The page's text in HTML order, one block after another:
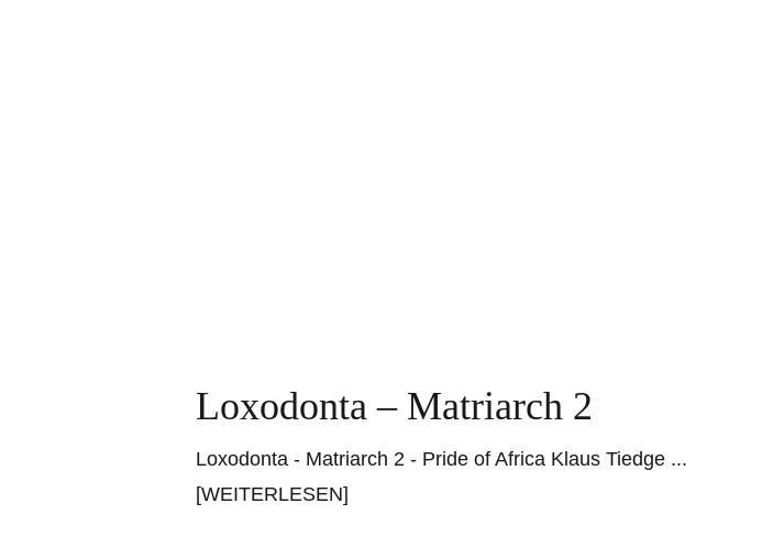
Loxodonta – Matriarch 2
Loxodonta - Matriarch 2 - Pride of Africa Klaus Tiedge ...
[WEITERLESEN]